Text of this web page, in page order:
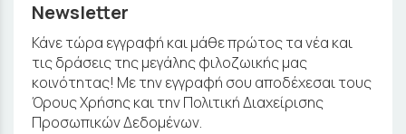
Newsletter
Κάνε τώρα εγγραφή και μάθε πρώτος τα νέα και
τις δράσεις της μεγάλης φιλοζωικής μας
κοινότητας! Με την εγγραφή σου αποδέχεσαι τους
Όρους Χρήσης και την Πολιτική Διαχείρισης
Προσωπικών Δεδομένων.